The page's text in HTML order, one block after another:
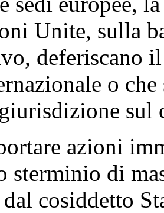
Unite, sulla
deferiscano
o
sul
azioni
sterminio di
cosiddetto